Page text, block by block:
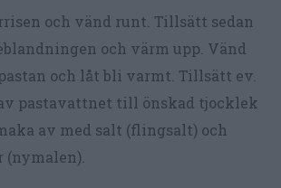
och vänd runt. Tillsätt sedan
och värm upp. Vänd
och låt bli varmt. Tillsätt ev.
pastavattnet till önskad tjocklek
av med salt (flingsalt) och
(nymalen).